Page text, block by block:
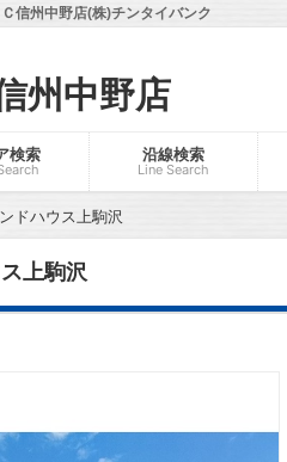
信州中野店(株)チンタイバンク
州中野店
検索 沿線検索
Line Search
ドハウス上駒沢
上駒沢